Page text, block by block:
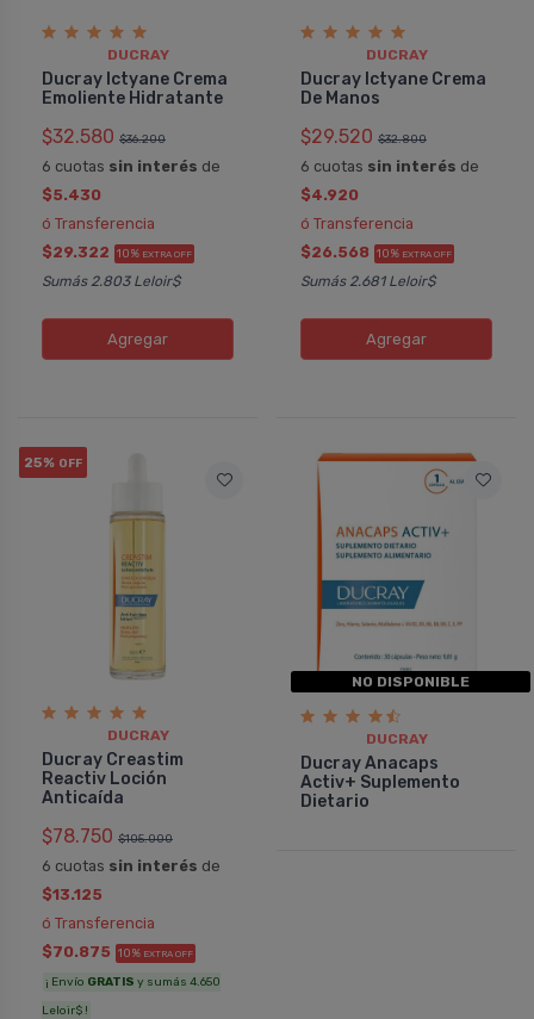
DUCRAY
Ducray Ictyane Crema
Emoliente Hidratante
$32.580 $36.200
6 cuotas sin interés de
$5.430
ó Transferencia
$29.322 10% EXTRA OFF
Sumás 2.803 Leloir$
Agregar
DUCRAY
Ducray Ictyane Crema
De Manos
$29.520 $32.800
6 cuotas sin interés de
$4.920
ó Transferencia
$26.568 10% EXTRA OFF
Sumás 2.681 Leloir$
Agregar
25% OFF
DUCRAY
Ducray Creastim
Reactiv Loción
Anticaída
$78.750 $105.000
6 cuotas sin interés de
$13.125
ó Transferencia
$70.875 10% EXTRA OFF
¡ Envío GRATIS y sumás 4.650
Leloir$ !
NO DISPONIBLE
DUCRAY
Ducray Anacaps
Activ+ Suplemento
Dietario